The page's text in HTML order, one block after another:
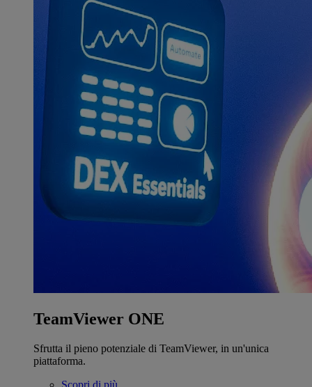
TeamViewer ONE
Sfrutta il pieno potenziale di TeamViewer, in un'unica
piattaforma.
Scopri di più